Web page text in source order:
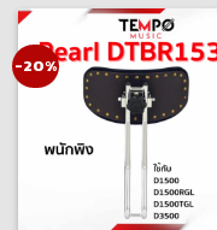
-20%